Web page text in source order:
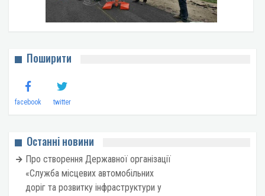
Поширити
facebook twitter
Останні новини
Про створення Державної організації
«Служба місцевих автомобільних
доріг та розвитку інфраструктури у